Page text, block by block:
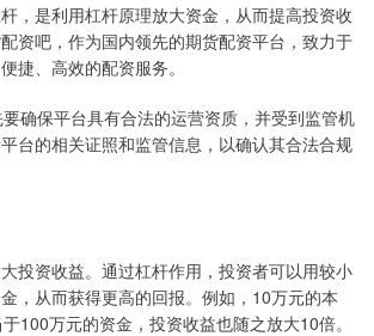
，是利用杠杆原理放大资金，从而提高投资收
资吧，作为国内领先的期货配资平台，致力于
捷、高效的配资服务。
确保平台具有合法的运营资质，并受到监管机
台的相关证照和监管信息，以确认其合法合规
投资收益。通过杠杆作用，投资者可以用较小
，从而获得更高的回报。例如，10万元的本
100万元的资金，投资收益也随之放大10倍。